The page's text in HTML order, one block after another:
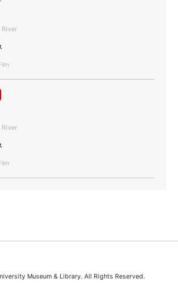
River
River
Museum & Library. All Rights Reserved.